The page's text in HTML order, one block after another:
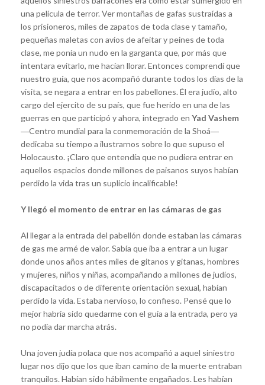
una película de terror. Ver montañas de gafas sustraídas a
los prisioneros, miles de zapatos de toda clase y tamaño,
pequeñas maletas con avíos de afeitar y peines de toda
clase, me ponía un nudo en la garganta que, por más que
intentara evitarlo, me hacían llorar. Entonces comprendí que
nuestro guía, que nos acompañó durante todos los días de la
visita, se negara a entrar en los pabellones. Él era judío, alto
cargo del ejercito de su país, que fue herido en una de las
guerras en que participó y ahora, integrado en Yad Vashem
―Centro mundial para la conmemoración de la Shoá―
dedicaba su tiempo a ilustrarnos sobre lo que supuso el
Holocausto. ¡Claro que entendía que no pudiera entrar en
aquellos espacios donde millones de paisanos suyos habían
perdido la vida tras un suplicio incalificable!
Y llegó el momento de entrar en las cámaras de gas
Al llegar a la entrada del pabellón donde estaban las cámaras
de gas me armé de valor. Sabía que iba a entrar a un lugar
donde unos años antes miles de gitanos y gitanas, hombres
y mujeres, niños y niñas, acompañando a millones de judíos,
discapacitados o de diferente orientación sexual, habían
perdido la vida. Estaba nervioso, lo confieso. Pensé que lo
mejor habría sido quedarme con el guía a la entrada, pero ya
no podía dar marcha atrás.
Una joven judía polaca que nos acompañó a aquel siniestro
lugar nos dijo que los que iban camino de la muerte entraban
tranquilos. Habían sido hábilmente engañados. Les habían